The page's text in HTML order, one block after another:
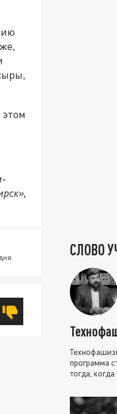
СЛОВО
программа
тогда,